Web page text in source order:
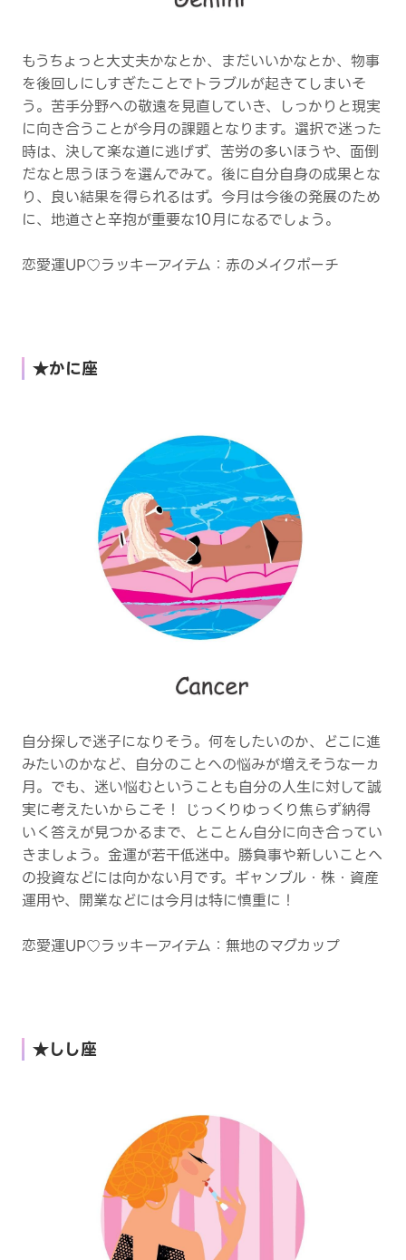
もうちょっと大丈夫かなとか、まだいいかなとか、物事
を後回しにしすぎたことでトラブルが起きてしまいそ
う。苦手分野への敬遠を見直していき、しっかりと現実
に向き合うことが今月の課題となります。選択で迷った
時は、決して楽な道に逃げず、苦労の多いほうや、面倒
だなと思うほうを選んでみて。後に自分自身の成果とな
り、良い結果を得られるはず。今月は今後の発展のため
に、地道さと辛抱が重要な10月になるでしょう。
恋愛運UP♡ラッキーアイテム：赤のメイクポーチ
★かに座
自分探しで迷子になりそう。何をしたいのか、どこに進
みたいのかなど、自分のことへの悩みが増えそうな一ヵ
月。でも、迷い悩むということも自分の人生に対して誠
実に考えたいからこそ！ じっくりゆっくり焦らず納得
いく答えが見つかるまで、とことん自分に向き合ってい
きましょう。金運が若干低迷中。勝負事や新しいことへ
の投資などには向かない月です。ギャンブル・株・資産
運用や、開業などには今月は特に慎重に！
恋愛運UP♡ラッキーアイテム：無地のマグカップ
★しし座